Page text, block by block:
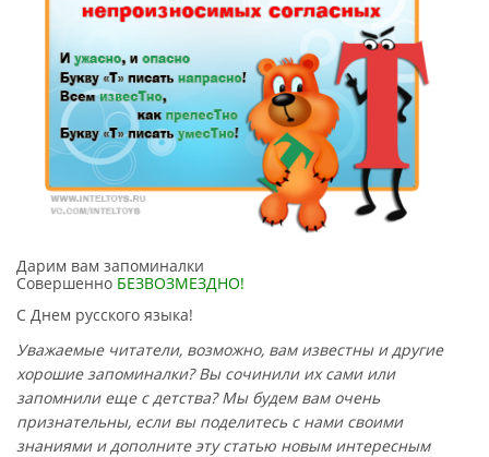
Дарим вам запоминалки
Совершенно БЕЗВОЗМЕЗДНО!
С Днем русского языка!
Уважаемые читатели, возможно, вам известны и другие
хорошие запоминалки? Вы сочинили их сами или
запомнили еще с детства? Мы будем вам очень
признательны, если вы поделитесь с нами своими
знаниями и дополните эту статью новым интересным